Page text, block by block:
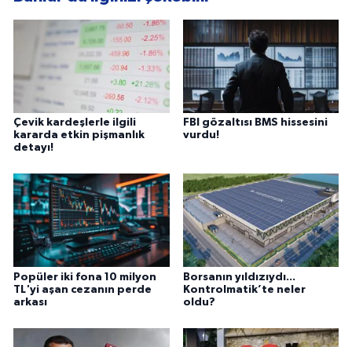
Çevik kardeşlerle ilgili
kararda etkin pişmanlık
detayı!
FBI gözaltısı BMS hissesini
vurdu!
Popüler iki fona 10 milyon
TL'yi aşan cezanın perde
arkası
Borsanın yıldızıydı...
Kontrolmatik’te neler
oldu?